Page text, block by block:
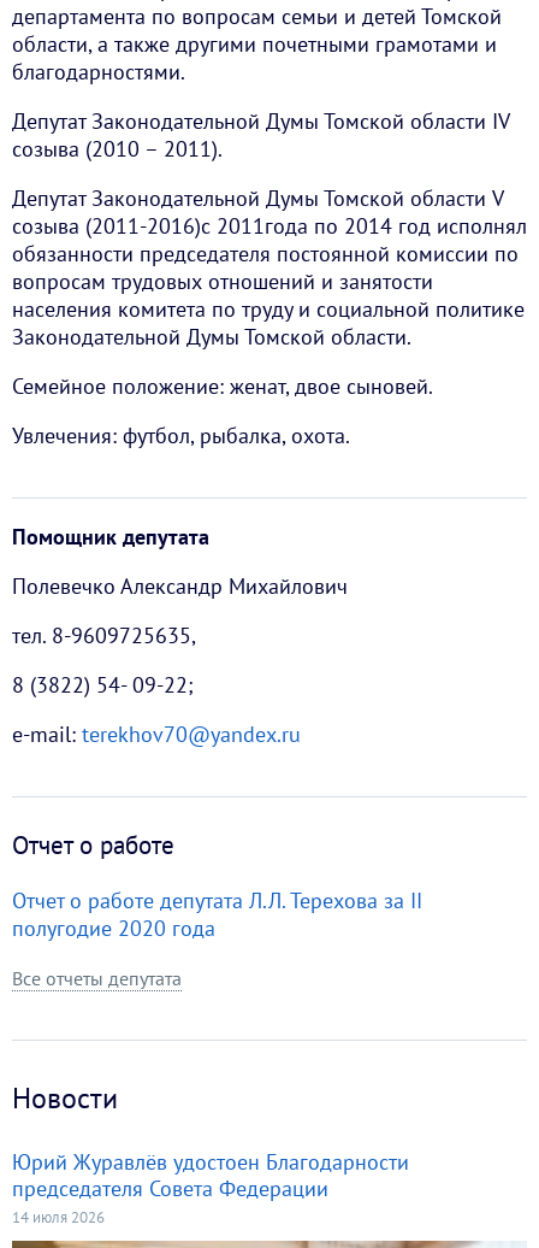
департамента по вопросам семьи и детей Томской
области, а также другими почетными грамотами и
благодарностями.
Депутат Законодательной Думы Томской области IV
созыва (2010 – 2011).
Депутат Законодательной Думы Томской области V
созыва (2011-2016)с 2011года по 2014 год исполнял
обязанности председателя постоянной комиссии по
вопросам трудовых отношений и занятости
населения комитета по труду и социальной политике
Законодательной Думы Томской области.
Семейное положение: женат, двое сыновей.
Увлечения: футбол, рыбалка, охота.
Помощник депутата
Полевечко Александр Михайлович
тел. 8-9609725635,
8 (3822) 54- 09-22;
e-mail: terekhov70@yandex.ru
Отчет о работе
Отчет о работе депутата Л.Л. Терехова за II
полугодие 2020 года
Все отчеты депутата
Новости
Юрий Журавлёв удостоен Благодарности
председателя Совета Федерации
14 июля 2026